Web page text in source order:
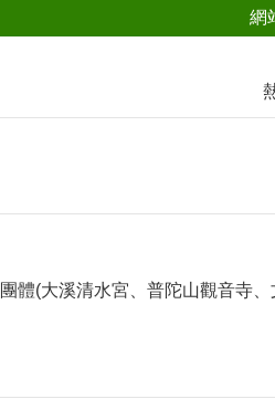
網
體(大溪清水宮、普陀山觀音寺